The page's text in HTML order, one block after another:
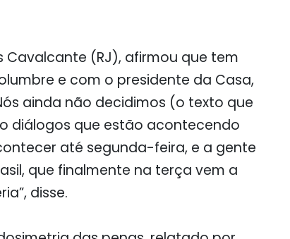
Cavalcante (RJ), afirmou que tem
e com o presidente da Casa,
ainda não decidimos (o texto que
diálogos que estão acontecendo
até segunda-feira, e a gente
que finalmente na terça vem a
disse.